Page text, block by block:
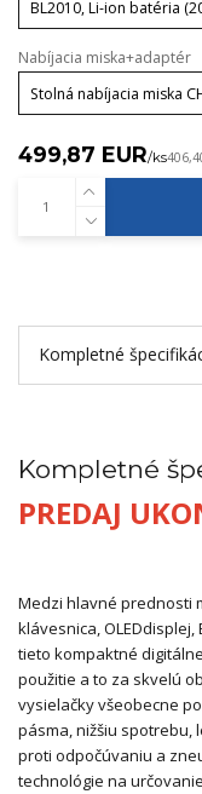
Nabíjacia miska+adaptér
499,87 EUR/ks
Kompletné
Kompletné
PREDAJ
Medzi hlavné prednosti
klávesnica,
tieto kompaktné
použitie a to za skvelú
vysielačky všeobecne
pásma, nižšiu spotrebu,
proti odpočúvaniu a
technológie na